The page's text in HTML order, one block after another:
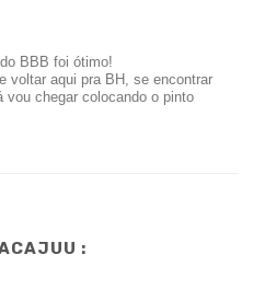
BBB foi ótimo!
voltar aqui pra BH, se encontrar
vou chegar colocando o pinto
: